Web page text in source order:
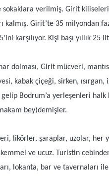
verilmiş. Girit
kalmış. Girit’te 35 milyondan
karşılıyor. Kişi başı yıllık 25
dolması, Girit mücveri,
kabak çiçeği, sirken, ısırgan,
gelip Bodrum’a yerleşenleri
bey)demişler.
likörler, şaraplar, uzolar, her
ve ucuz. Turistin
lokanta, bar ve tavernaları ile